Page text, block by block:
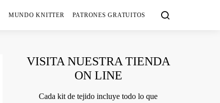
MUNDO KNITTER PATRONES GRATUITOS
VISITA NUESTRA TIENDA
ON LINE
Cada kit de tejido incluye todo lo que